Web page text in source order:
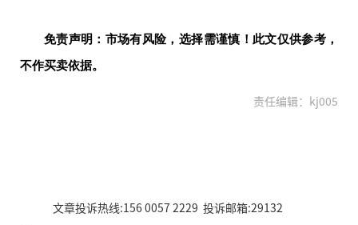
免责声明：市场有风险，选择需谨慎！此文仅供参考，
不作买卖依据。
责任编辑：kj005
文章投诉热线:156 0057 2229 投诉邮箱:29132